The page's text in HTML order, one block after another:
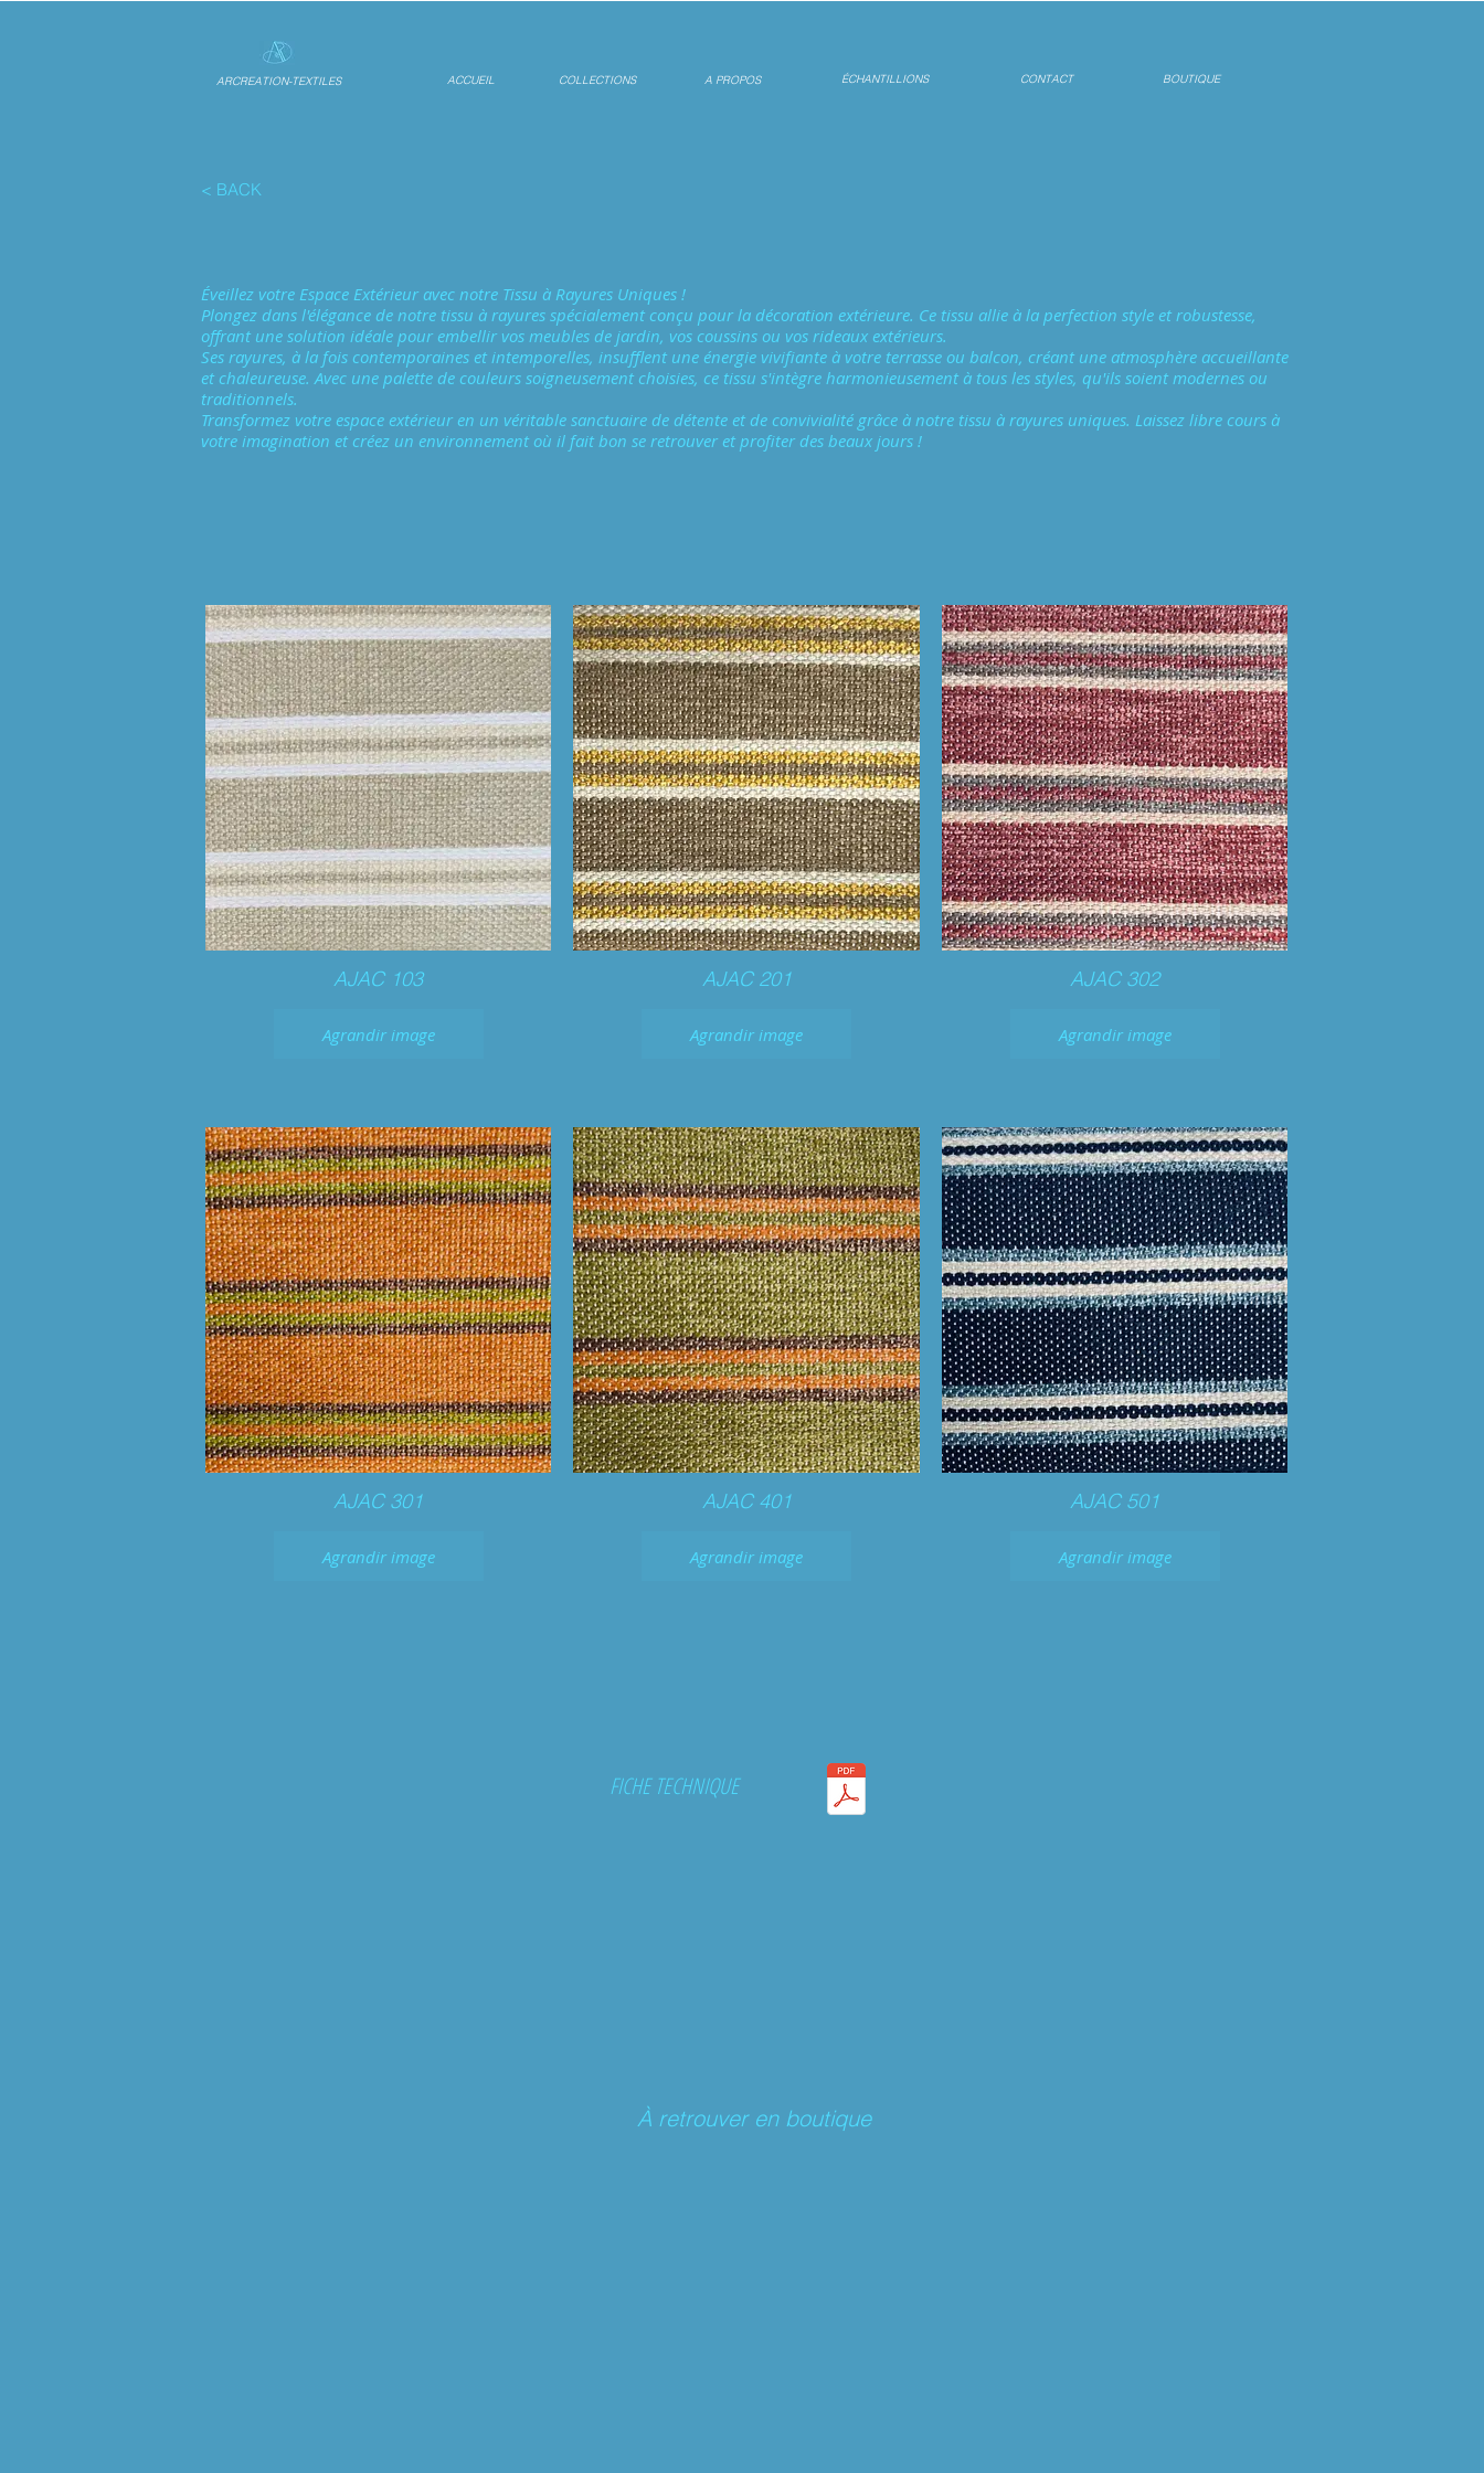
ARCREATION-TEXTILES ACCUEIL COLLECTIONS A PROPOS ÉCHANTILLIONS CONTACT BOUTIQUE
< BACK
Éveillez votre Espace Extérieur avec notre Tissu à Rayures Uniques !
Plongez dans l'élégance de notre tissu à rayures spécialement conçu pour la décoration extérieure. Ce tissu allie à la perfection style et robustesse,
offrant une solution idéale pour embellir vos meubles de jardin, vos coussins ou vos rideaux extérieurs.
Ses rayures, à la fois contemporaines et intemporelles, insufflent une énergie vivifiante à votre terrasse ou balcon, créant une atmosphère accueillante
et chaleureuse. Avec une palette de couleurs soigneusement choisies, ce tissu s'intègre harmonieusement à tous les styles, qu'ils soient modernes ou
traditionnels.
Transformez votre espace extérieur en un véritable sanctuaire de détente et de convivialité grâce à notre tissu à rayures uniques. Laissez libre cours à
votre imagination et créez un environnement où il fait bon se retrouver et profiter des beaux jours !
AJAC 103
Agrandir image
AJAC 201
Agrandir image
AJAC 302
Agrandir image
AJAC 301
Agrandir image
AJAC 401
Agrandir image
AJAC 501
Agrandir image
FICHE TECHNIQUE
À retrouver en boutique